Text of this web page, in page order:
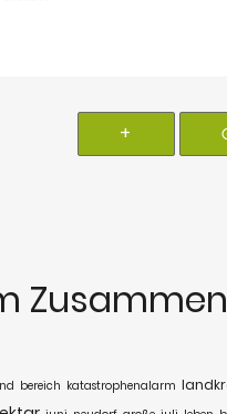
+
bereich katastrophenalarm